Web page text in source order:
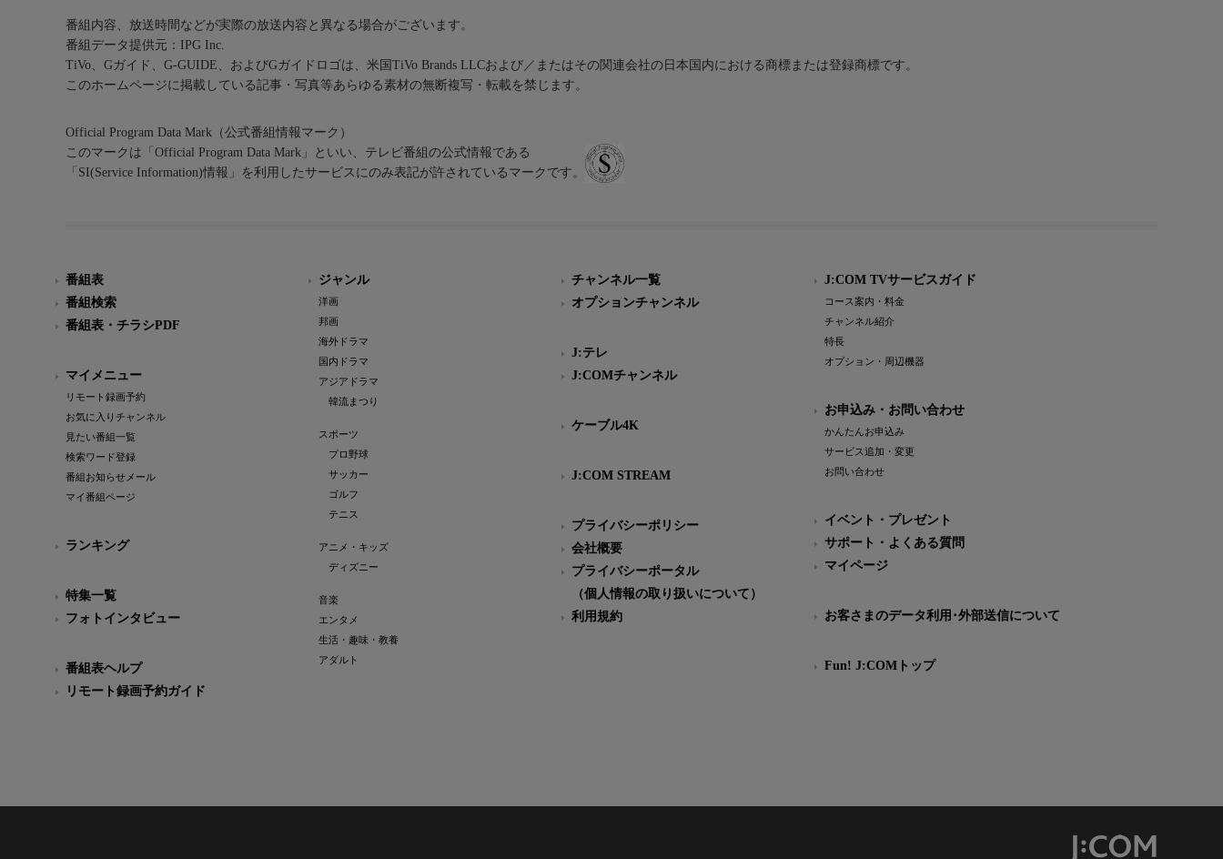
番組内容、放送時間などが実際の放送内容と異なる場合がございます。
番組データ提供元：IPG Inc.
TiVo、Gガイド、G-GUIDE、およびGガイドロゴは、米国TiVo Brands LLCおよび／またはその関連会社の日本国内における商標または登録商標です。
このホームページに掲載している記事・写真等あらゆる素材の無断複写・転載を禁じます。
Official Program Data Mark（公式番組情報マーク）
このマークは「Official Program Data Mark」といい、テレビ番組の公式情報である
「SI(Service Information)情報」を利用したサービスにのみ表記が許されているマークです。
番組表
番組検索
番組表・チラシPDF
マイメニュー
リモート録画予約
お気に入りチャンネル
見たい番組一覧
検索ワード登録
番組お知らせメール
マイ番組ページ
ランキング
特集一覧
フォトインタビュー
番組表ヘルプ
リモート録画予約ガイド
ジャンル
洋画
邦画
海外ドラマ
国内ドラマ
アジアドラマ
韓流まつり
スポーツ
プロ野球
サッカー
ゴルフ
テニス
アニメ・キッズ
ディズニー
音楽
エンタメ
生活・趣味・教養
アダルト
チャンネル一覧
オプションチャンネル
J:テレ
J:COMチャンネル
ケーブル4K
J:COM STREAM
プライバシーポリシー
会社概要
プライバシーポータル
（個人情報の取り扱いについて）
利用規約
J:COM TVサービスガイド
コース案内・料金
チャンネル紹介
特長
オプション・周辺機器
お申込み・お問い合わせ
かんたんお申込み
サービス追加・変更
お問い合わせ
イベント・プレゼント
サポート・よくある質問
マイページ
お客さまのデータ利用･外部送信について
Fun! J:COMトップ